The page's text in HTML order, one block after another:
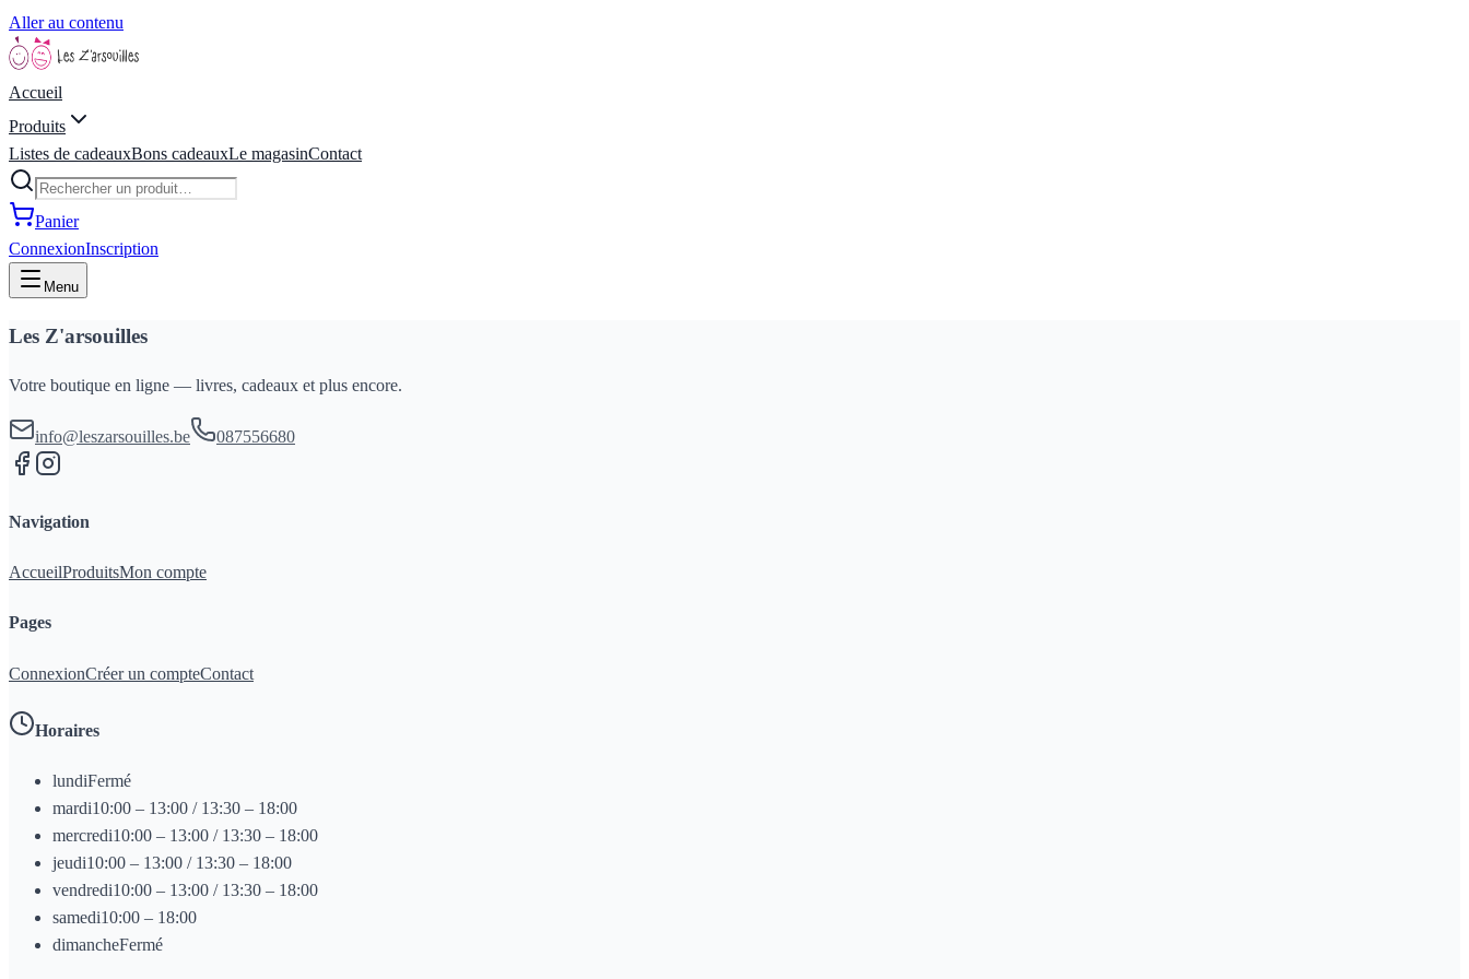
Aller au contenu
Accueil
Produits
Listes de cadeauxBons cadeauxLe magasinContact
Panier
ConnexionInscription
Menu
Les Z'arsouilles
Votre boutique en ligne — livres, cadeaux et plus encore.
info@leszarsouilles.be 087556680
Navigation
AccueilProduitsMon compte
Pages
ConnexionCréer un compteContact
Horaires
lundiFermé
mardi10:00 – 13:00 / 13:30 – 18:00
mercredi10:00 – 13:00 / 13:30 – 18:00
jeudi10:00 – 13:00 / 13:30 – 18:00
vendredi10:00 – 13:00 / 13:30 – 18:00
samedi10:00 – 18:00
dimancheFermé